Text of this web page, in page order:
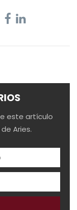
este artículo
Aries.